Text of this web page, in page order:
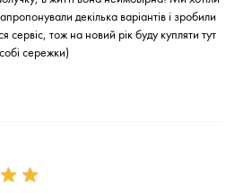
декілька варіантів і зробили
сервіс, тож на новий рік буду купляти тут
собі сережки)